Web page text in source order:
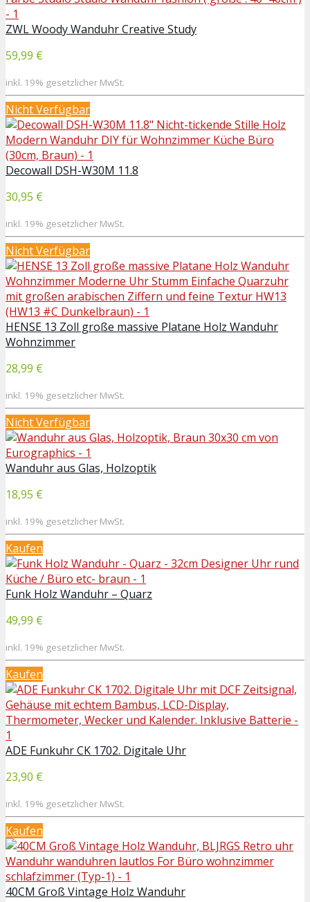
ZWL Woody Wanduhr Creative Study
59,99 €
inkl. 19% gesetzlicher MwSt.
Nicht Verfügbar
Decowall DSH-W30M 11.8
30,95 €
inkl. 19% gesetzlicher MwSt.
Nicht Verfügbar
HENSE 13 Zoll große massive Platane Holz Wanduhr
Wohnzimmer
28,99 €
inkl. 19% gesetzlicher MwSt.
Nicht Verfügbar
Wanduhr aus Glas, Holzoptik
18,95 €
inkl. 19% gesetzlicher MwSt.
Kaufen
Funk Holz Wanduhr – Quarz
49,99 €
inkl. 19% gesetzlicher MwSt.
Kaufen
ADE Funkuhr CK 1702. Digitale Uhr
23,90 €
inkl. 19% gesetzlicher MwSt.
Kaufen
40CM Groß Vintage Holz Wanduhr